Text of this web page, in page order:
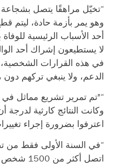
“تخيّل مراهقًا يتصل
وهو يمر بأزمة حادة، ليتم
أحد الأسباب الرئيسية
لا يستطيعون إشراك أحد
في هذه القرارات
الدعم، ولا ينبغي تركهم
وكانت النتائج كارثية
اعترفوا بضرورة إجراء
“في السنة الأولى فقط من